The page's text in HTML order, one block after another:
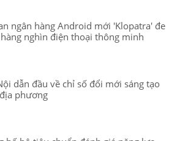
ngân hàng Android mới 'Klopatra' đe
nghìn điện thoại thông minh
dẫn đầu về chỉ số đổi mới sáng tạo
phương